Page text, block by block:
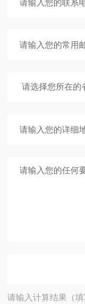
请输入计算结果（